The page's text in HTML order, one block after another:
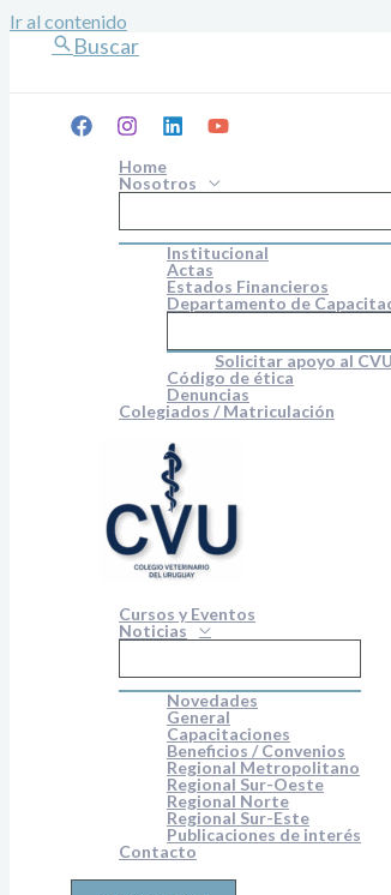
Ir al contenido
Buscar
Home
Nosotros
Institucional
Actas
Estados Financieros
Departamento de
Solicitar apoyo al CVU
Código de ética
Denuncias
Colegiados / Matriculación
Cursos y Eventos
Noticias
Novedades
General
Capacitaciones
Beneficios / Convenios
Regional Metropolitano
Regional Sur-Oeste
Regional Norte
Regional Sur-Este
Publicaciones de interés
Contacto